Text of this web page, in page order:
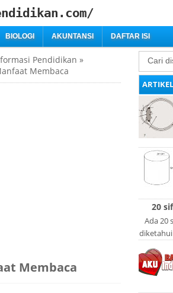
BIOLOGI AKUNTANSI DAFTAR ISI
Pendidikan »
Membaca
Membaca
20
Ada 20